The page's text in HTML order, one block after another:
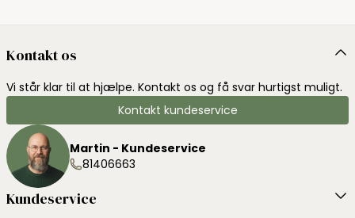
Kontakt os
Vi står klar til at hjælpe. Kontakt os og få svar hurtigst muligt.
Kontakt kundeservice
Martin - Kundeservice
81406663
Kundeservice